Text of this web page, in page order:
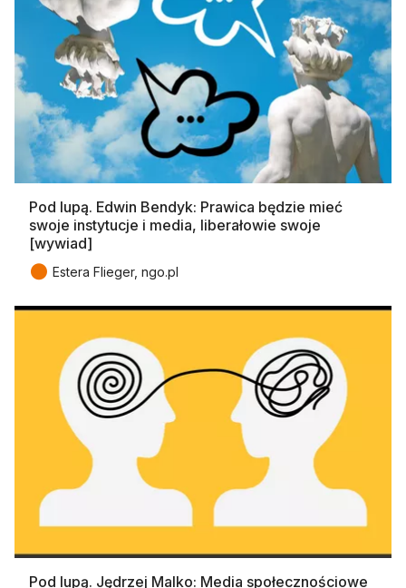
Pod lupą. Edwin Bendyk: Prawica będzie mieć
swoje instytucje i media, liberałowie swoje
[wywiad]
● Estera Flieger, ngo.pl
Pod lupą. Jędrzej Malko: Media społecznościowe